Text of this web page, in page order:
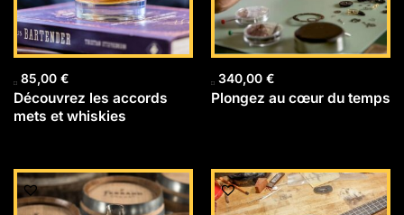
85,00 €
Découvrez les accords
mets et whiskies
340,00 €
Plongez au cœur du temps